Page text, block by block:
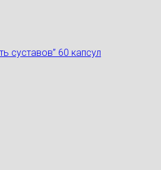
суставов” 60 капсул